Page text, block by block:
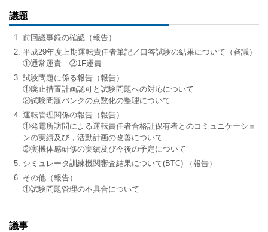
議題
前回議事録の確認（報告）
平成29年度上期運転責任者筆記／口答試験の結果について（審議）
①通常運責 ②1F運責
試験問題に係る報告（報告）
①廃止措置計画認可と試験問題への対応について
②試験問題バンクの点数化の整理について
運転管理関係の報告（報告）
①発電所訪問による運転責任者合格証保有者とのコミュニケーショ
ンの実績及び，活動計画の改善について
②実機体感研修の実績及び今後の予定について
シミュレータ訓練機関審査結果について(BTC) （報告）
その他（報告）
①試験問題管理の不具合について
議事